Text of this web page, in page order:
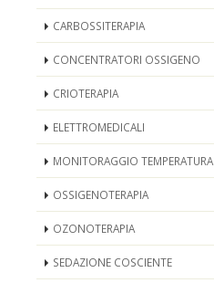
CARBOSSITERAPIA
CONCENTRATORI OSSIGENO
CRIOTERAPIA
ELETTROMEDICALI
MONITORAGGIO TEMPERATURA
OSSIGENOTERAPIA
OZONOTERAPIA
SEDAZIONE COSCIENTE